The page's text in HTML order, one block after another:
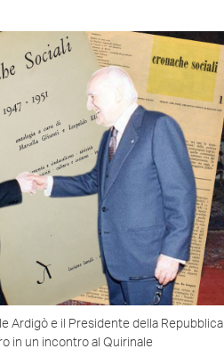
Ardigò e il Presidente della Repubblica
in un incontro al Quirinale